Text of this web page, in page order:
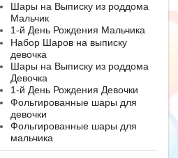
Шары на Выписку из роддома
Мальчик
1-й День Рождения Мальчика
Набор Шаров на выписку
девочка
Шары на Выписку из роддома
Девочка
1-й День Рождения Девочки
Фольгированные шары для
девочки
Фольгированные шары для
мальчика